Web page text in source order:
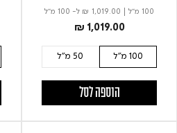
100 מ"ל ₪ 1,019.00 ל- 100 מ"ל
₪ 1,019.00
100 מ"ל 50 מ"ל
הוספה לסל